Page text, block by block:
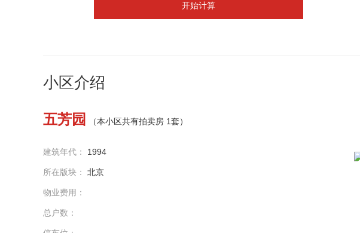
开始计算
小区介绍
五芳园 （本小区共有拍卖房 1套）
建筑年代： 1994
所在版块： 北京
物业费用：
总户数：